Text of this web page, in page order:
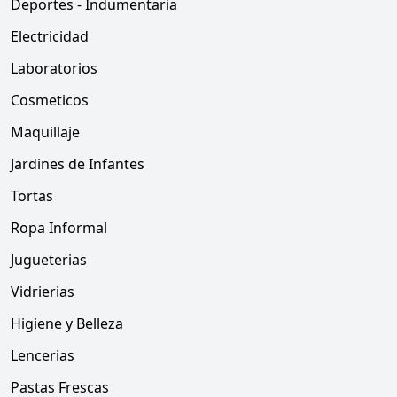
Deportes - Indumentaria
Electricidad
Laboratorios
Cosmeticos
Maquillaje
Jardines de Infantes
Tortas
Ropa Informal
Jugueterias
Vidrierias
Higiene y Belleza
Lencerias
Pastas Frescas